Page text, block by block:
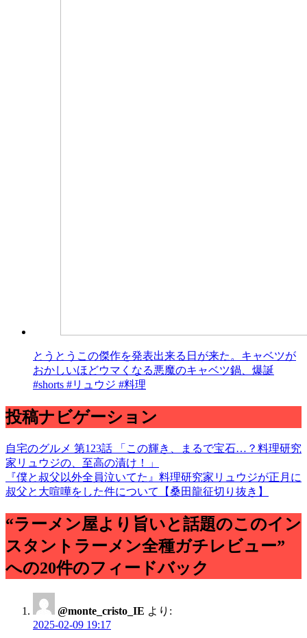
とうとうこの傑作を発表出来る日が来た。キャベツが
おかしいほどウマくなる悪魔のキャベツ鍋、爆誕
#shorts #リュウジ #料理
投稿ナビゲーション
自宅のグルメ 第123話 「この輝き、まるで宝石…？料理研究
家リュウジの、至高の漬け！」
『僕と叔父以外全員泣いてた』料理研究家リュウジが正月に
叔父と大喧嘩をした件について【桑田龍征切り抜き】
“ラーメン屋より旨いと話題のこのイン
スタントラーメン全種ガチレビュー”
への20件のフィードバック
@monte_cristo_IE より:
2025-02-09 19:17